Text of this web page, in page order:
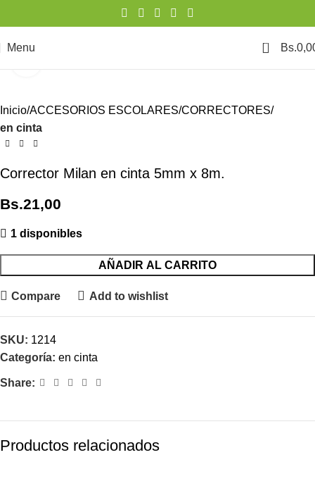
Menu 0 Bs.
Inicio ACCESORIOS ESCOLARES CORRECTORES
en cinta
Corrector Milan en cinta 5mm x 8m.
Bs.21,00
1 disponibles
AÑADIR AL CARRITO
Compare Add to wishlist
SKU: 1214
Categoría: en cinta
Share:
Productos relacionados